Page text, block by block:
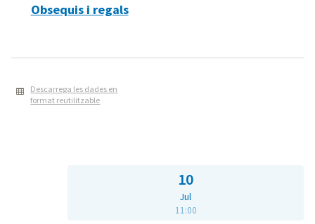
Obsequis i regals
Descarrega les dades en
format reutilitzable
10
Jul
11:00